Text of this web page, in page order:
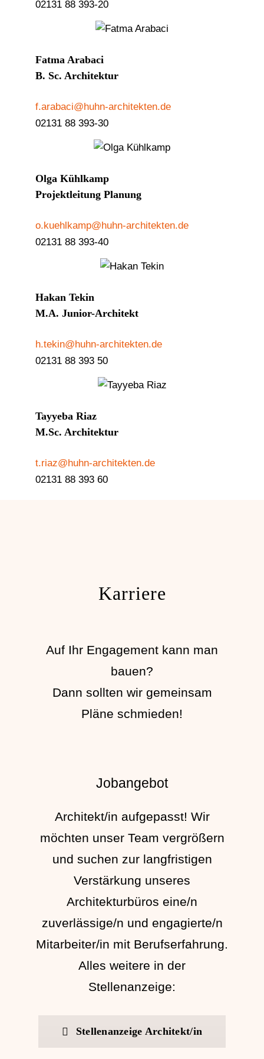
02131 88 393-20
Fatma Arabaci
B. Sc. Architektur
f.arabaci@huhn-architekten.de
02131 88 393-30
Olga Kühlkamp
Projektleitung Planung
o.kuehlkamp@huhn-architekten.de
02131 88 393-40
Hakan Tekin
M.A. Junior-Architekt
h.tekin@huhn-architekten.de
02131 88 393 50
Tayyeba Riaz
M.Sc. Architektur
t.riaz@huhn-architekten.de
02131 88 393 60
Karriere
Auf Ihr Engagement kann man
bauen?
Dann sollten wir gemeinsam
Pläne schmieden!
Jobangebot
Architekt/in aufgepasst! Wir
möchten unser Team vergrößern
und suchen zur langfristigen
Verstärkung unseres
Architekturbüros eine/n
zuverlässige/n und engagierte/n
Mitarbeiter/in mit Berufserfahrung.
Alles weitere in der
Stellenanzeige:
Stellenanzeige Architekt/in